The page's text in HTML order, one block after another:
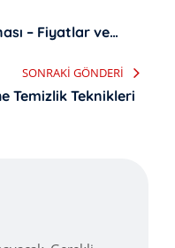
– Fiyatlar ve
SONRAKI GÖNDERI
Temizlik Teknikleri